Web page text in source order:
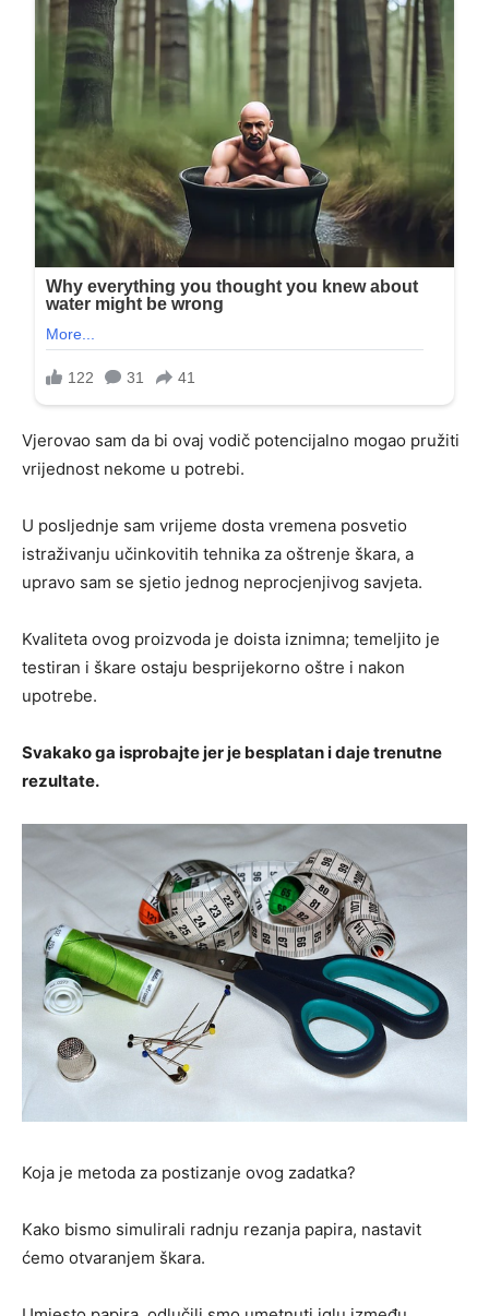
Vjerovao sam da bi ovaj vodič potencijalno mogao pružiti
vrijednost nekome u potrebi.
U posljednje sam vrijeme dosta vremena posvetio
istraživanju učinkovitih tehnika za oštrenje škara, a
upravo sam se sjetio jednog neprocjenjivog savjeta.
Kvaliteta ovog proizvoda je doista iznimna; temeljito je
testiran i škare ostaju besprijekorno oštre i nakon
upotrebe.
Svakako ga isprobajte jer je besplatan i daje trenutne
rezultate.
Koja je metoda za postizanje ovog zadatka?
Kako bismo simulirali radnju rezanja papira, nastavit
ćemo otvaranjem škara.